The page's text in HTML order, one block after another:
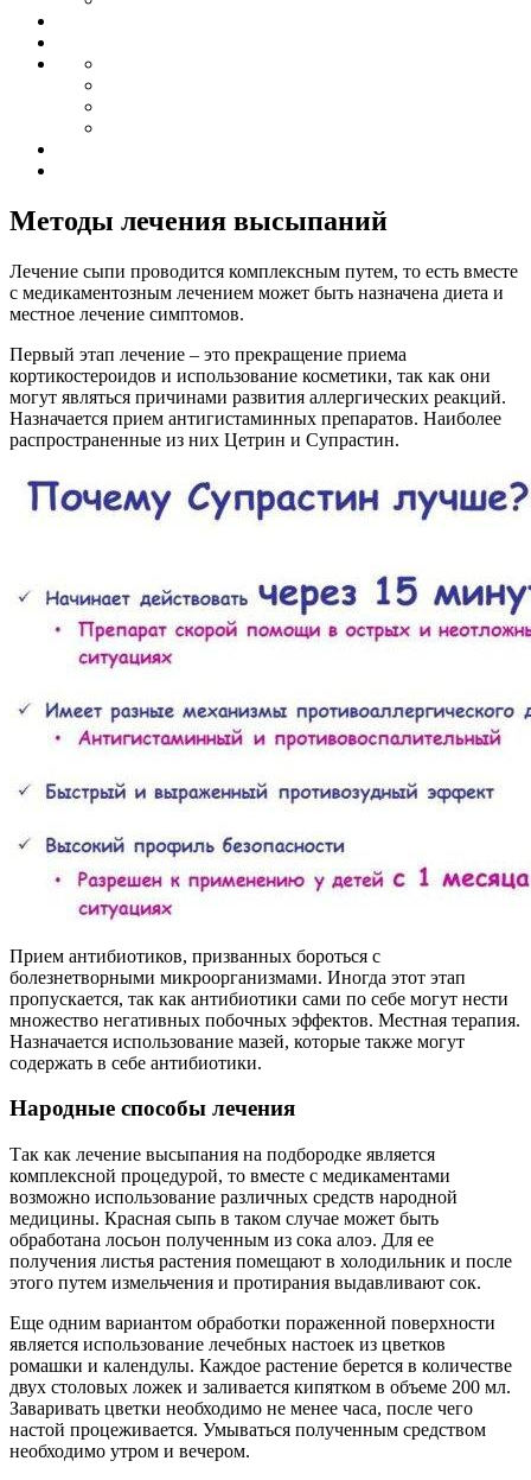
Методы лечения высыпаний
Лечение сыпи проводится комплексным путем, то есть вместе
с медикаментозным лечением может быть назначена диета и
местное лечение симптомов.
Первый этап лечение – это прекращение приема
кортикостероидов и использование косметики, так как они
могут являться причинами развития аллергических реакций.
Назначается прием антигистаминных препаратов. Наиболее
распространенные из них Цетрин и Супрастин.
Прием антибиотиков, призванных бороться с
болезнетворными микроорганизмами. Иногда этот этап
пропускается, так как антибиотики сами по себе могут нести
множество негативных побочных эффектов. Местная терапия.
Назначается использование мазей, которые также могут
содержать в себе антибиотики.
Народные способы лечения
Так как лечение высыпания на подбородке является
комплексной процедурой, то вместе с медикаментами
возможно использование различных средств народной
медицины. Красная сыпь в таком случае может быть
обработана лосьон полученным из сока алоэ. Для ее
получения листья растения помещают в холодильник и после
этого путем измельчения и протирания выдавливают сок.
Еще одним вариантом обработки пораженной поверхности
является использование лечебных настоек из цветков
ромашки и календулы. Каждое растение берется в количестве
двух столовых ложек и заливается кипятком в объеме 200 мл.
Заваривать цветки необходимо не менее часа, после чего
настой процеживается. Умываться полученным средством
необходимо утром и вечером.